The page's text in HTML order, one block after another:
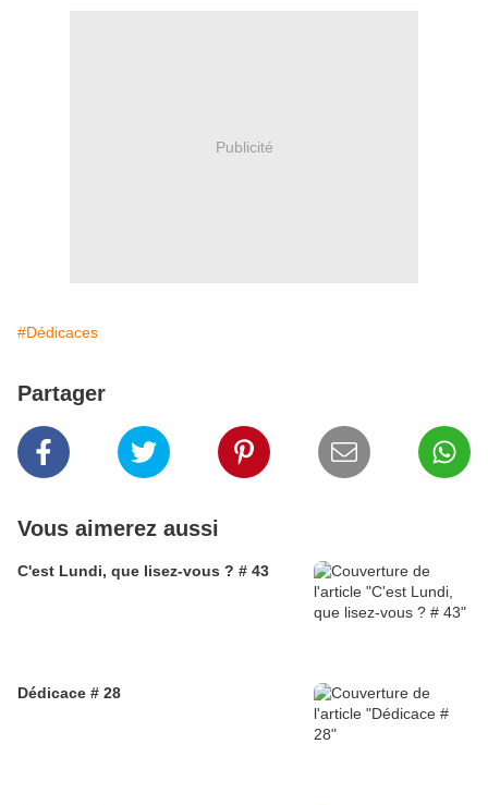
Publicité
#Dédicaces
Partager
Vous aimerez aussi
C'est Lundi, que lisez-vous ? # 43
Dédicace # 28